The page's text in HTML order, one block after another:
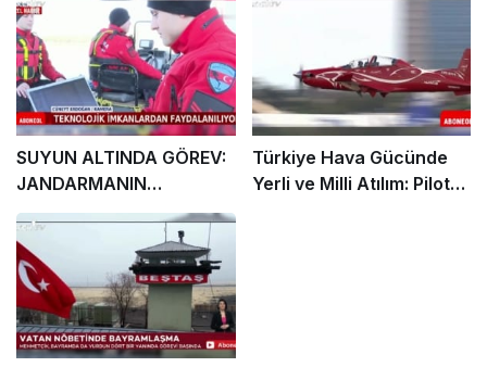
Güç
Güçleniyor
SUYUN ALTINDA GÖREV:
JANDARMANIN
GÖRÜNMEYEN
KAHRAMANLARI
Türkiye Hava Gücünde
Yerli ve Milli Atılım: Pilot